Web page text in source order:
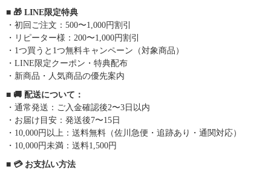
■ 🎁 LINE限定特典
・初回ご注文：500〜1,000円割引
・リピーター様：200〜1,000円割引
・1つ買うと1つ無料キャンペーン（対象商品）
・LINE限定クーポン・特典配布
・新商品・人気商品の優先案内
■ 🚚 配送について：
・通常発送：ご入金確認後2〜3日以内
・お届け目安：発送後7〜15日
・10,000円以上：送料無料（佐川急便・追跡あり・通関対応）
・10,000円未満：送料1,500円
■ 💳 お支払い方法